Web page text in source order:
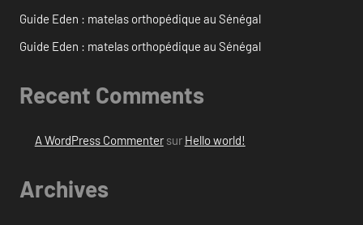
Guide Eden : matelas orthopédique au Sénégal
Guide Eden : matelas orthopédique au Sénégal
Recent Comments
A WordPress Commentersur Hello world!
Archives